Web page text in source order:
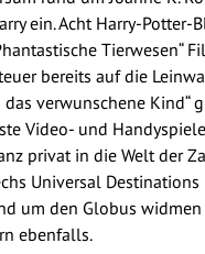
ein. Acht Harry-Potter-
Tierwesen“
bereits auf die
das verwunschene Kind“
Video- und
privat in die Welt der
Universal
um den Globus widmen
ebenfalls.